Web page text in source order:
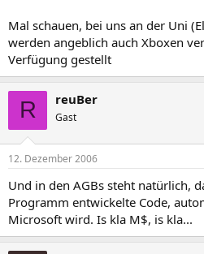
Mal schauen, bei uns an der Uni
werden angeblich auch Xboxen
Verfügung gestellt
R reuBer
Gast
12. Dezember 2006
Und in den AGBs steht natürlich,
Programm entwickelte Code,
Microsoft wird. Is kla M$, is kla...